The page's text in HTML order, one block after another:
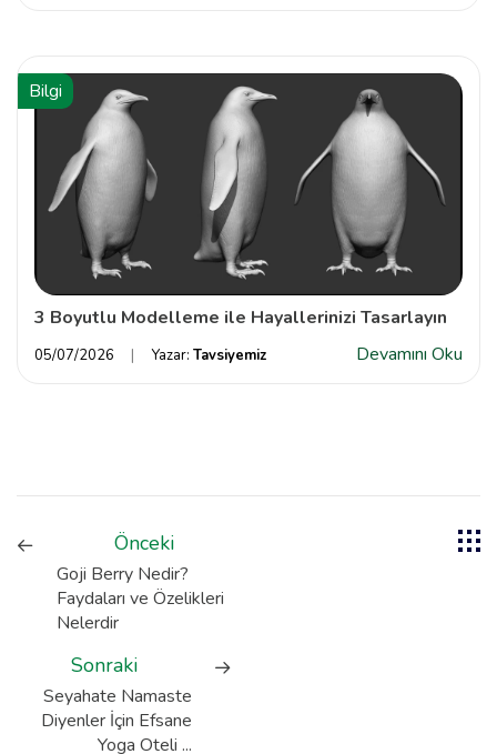
Bilgi
3 Boyutlu Modelleme ile Hayallerinizi Tasarlayın
05/07/2026 Yazar: Tavsiyemiz Devamını Oku
Önceki
Goji Berry Nedir?
Faydaları ve Özelikleri
Nelerdir
Sonraki
Seyahate Namaste
Diyenler İçin Efsane
Yoga Oteli ...